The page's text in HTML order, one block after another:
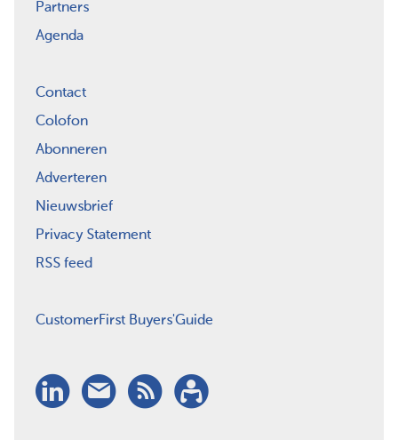
Partners
Agenda
Contact
Colofon
Abonneren
Adverteren
Nieuwsbrief
Privacy Statement
RSS feed
CustomerFirst Buyers'Guide
LinkedIn
Nieuwsbrief
RSSAbonneren